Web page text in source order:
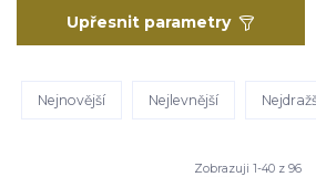
Upřesnit parametry
Nejnovější Nejlevnější
Zobrazuji 1-40 z 96